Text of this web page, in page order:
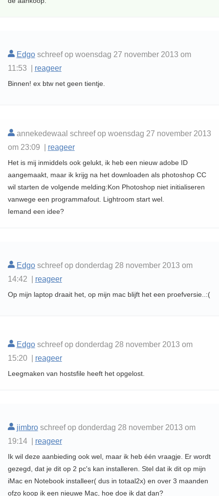
Edgoschreef op woensdag 27 november 2013 om
11:53 | reageer
Binnen! ex btw net geen tientje.
annekedewaal schreef op woensdag 27 november 2013
om 23:09 | reageer
Het is mij inmiddels ook gelukt, ik heb een nieuw adobe ID
aangemaakt, maar ik krijg na het downloaden als photoshop CC
wil starten de volgende melding:Kon Photoshop niet initialiseren
vanwege een programmafout. Lightroom start wel.
Iemand een idee?
Edgoschreef op donderdag 28 november 2013 om
14:42 | reageer
Op mijn laptop draait het, op mijn mac blijft het een proefversie..:(
Edgoschreef op donderdag 28 november 2013 om
15:20 | reageer
Leegmaken van hostsfile heeft het opgelost.
jimbroschreef op donderdag 28 november 2013 om
19:14 | reageer
Ik wil deze aanbieding ook wel, maar ik heb één vraagje. Er wordt
gezegd, dat je dit op 2 pc's kan installeren. Stel dat ik dit op mijn
iMac en Notebook installeer( dus in totaal2x) en over 3 maanden
ofzo koop ik een nieuwe Mac, hoe doe ik dat dan?